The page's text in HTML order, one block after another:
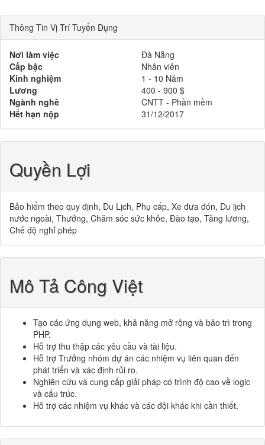
Thông Tin Vị Trí Tuyển Dụng
Nơi làm việc
Đà Nẵng
Cấp bậc
Nhân viên
Kinh nghiệm
1 - 10 Năm
Lương
400 - 900 $
Ngành nghề
CNTT - Phần mềm
Hết hạn nộp
31/12/2017
Quyền Lợi
Bảo hiểm theo quy định, Du Lịch, Phụ cấp, Xe đưa đón, Du lịch
nước ngoài, Thưởng, Chăm sóc sức khỏe, Đào tạo, Tăng lương,
Chế độ nghỉ phép
Mô Tả Công Việt
Tạo các ứng dụng web, khả năng mở rộng và bảo trì trong
PHP.
Hỗ trợ thu thập các yêu cầu và tài liệu.
Hỗ trợ Trưởng nhóm dự án các nhiệm vụ liên quan đến
phát triển và xác định rủi ro.
Nghiên cứu và cung cấp giải pháp có trình độ cao về logic
và cấu trúc.
Hỗ trợ các nhiệm vụ khác và các đội khác khi cần thiết.